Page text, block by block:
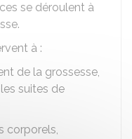
se déroulent à
à :
de la grossesse,
suites de
corporels,